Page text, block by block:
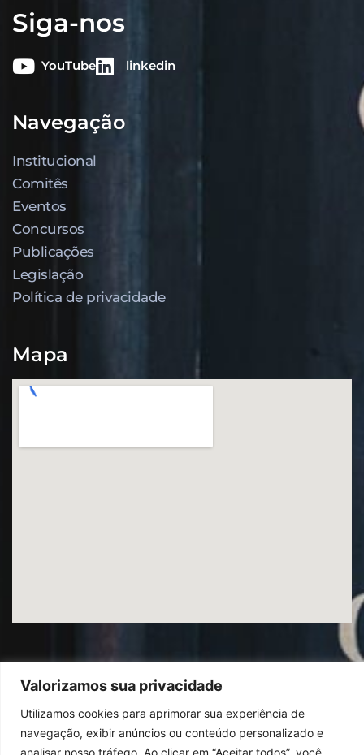
Valorizamos sua privacidade
Utilizamos cookies para aprimorar sua experiência de
navegação, exibir anúncios ou conteúdo personalizado e
analisar nosso tráfego. Ao clicar em “Aceitar todos”, você
Siga-nos
YouTube linkedin
Navegação
Institucional
Comitês
Eventos
Concursos
Publicações
Legislação
Política de privacidade
Mapa
© 2026 Ibrac. Todos os direitos reservados,
Design By Jumps